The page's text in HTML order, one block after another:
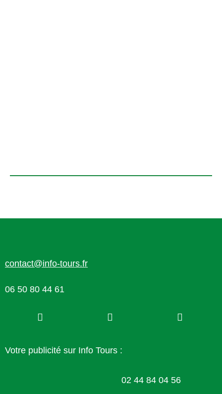
contact@info-tours.fr
06 50 80 44 61
Votre publicité sur Info Tours :
02 44 84 04 56